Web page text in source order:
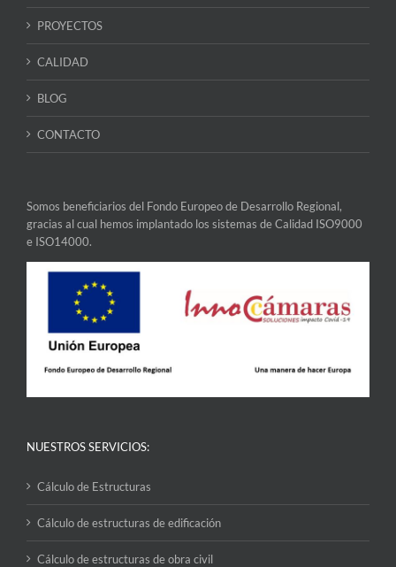
PROYECTOS
CALIDAD
BLOG
CONTACTO
Somos beneficiarios del Fondo Europeo de Desarrollo Regional,
gracias al cual hemos implantado los sistemas de Calidad ISO9000
e ISO14000.
NUESTROS SERVICIOS:
Cálculo de Estructuras
Cálculo de estructuras de edificación
Cálculo de estructuras de obra civil